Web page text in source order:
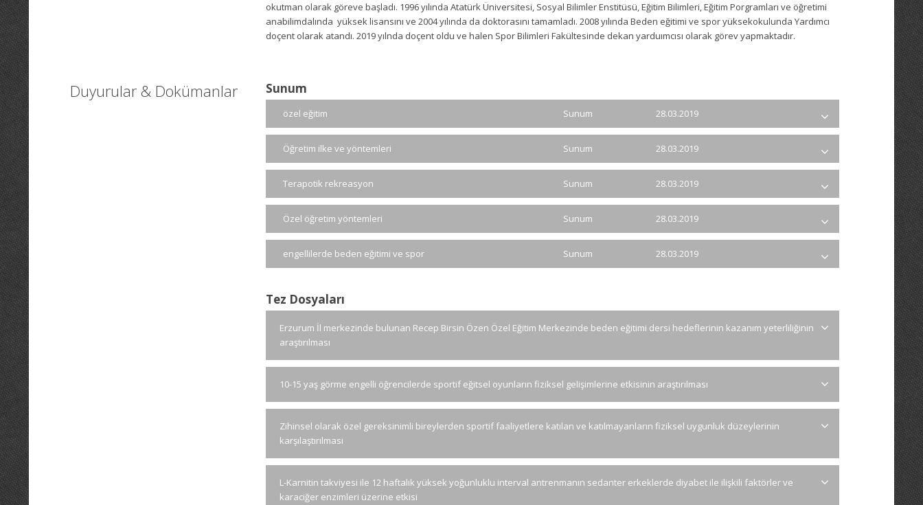
okutman olarak göreve başladı. 1996 yılında Atatürk Üniversitesi, Sosyal Bilimler Enstitüsü, Eğitim Bilimleri, Eğitim Porgramları ve öğretimi
anabilimdalında yüksek lisansını ve 2004 yılında da doktorasını tamamladı. 2008 yılında Beden eğitimi ve spor yüksekokulunda Yardımcı
doçent olarak atandı. 2019 yılnda doçent oldu ve halen Spor Bilimleri Fakültesinde dekan yarduımcısı olarak görev yapmaktadır.
Duyurular & Dokümanlar Sunum
özel eğitim Sunum 28.03.2019
Öğretim ilke ve yöntemleri Sunum 28.03.2019
Terapotik rekreasyon Sunum 28.03.2019
Özel öğretim yöntemleri Sunum 28.03.2019
engellilerde beden eğitimi ve spor Sunum 28.03.2019
Tez Dosyaları
Erzurum İl merkezinde bulunan Recep Birsin Özen Özel Eğitim Merkezinde beden eğitimi dersi hedeflerinin kazanım yeterliliğinin
araştırılması
10-15 yaş görme engelli öğrencilerde sportif eğitsel oyunların fiziksel gelişimlerine etkisinin araştırılması
Zihinsel olarak özel gereksinimli bireylerden sportif faaliyetlere katılan ve katılmayanların fiziksel uygunluk düzeylerinin
karşılaştırılması
L-Karnitin takviyesi ile 12 haftalık yüksek yoğunluklu interval antrenmanın sedanter erkeklerde diyabet ile ilişkili faktörler ve
karaciğer enzimleri üzerine etkisi